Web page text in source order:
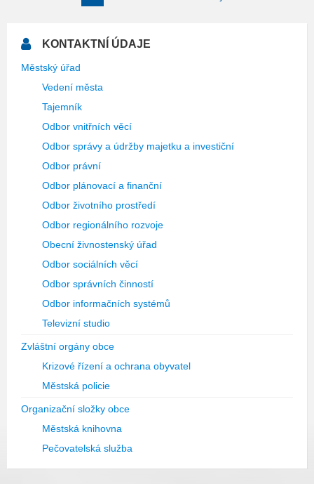
KONTAKTNÍ ÚDAJE
Městský úřad
Vedení města
Tajemník
Odbor vnitřních věcí
Odbor správy a údržby majetku a investiční
Odbor právní
Odbor plánovací a finanční
Odbor životního prostředí
Odbor regionálního rozvoje
Obecní živnostenský úřad
Odbor sociálních věcí
Odbor správních činností
Odbor informačních systémů
Televizní studio
Zvláštní orgány obce
Krizové řízení a ochrana obyvatel
Městská policie
Organizační složky obce
Městská knihovna
Pečovatelská služba